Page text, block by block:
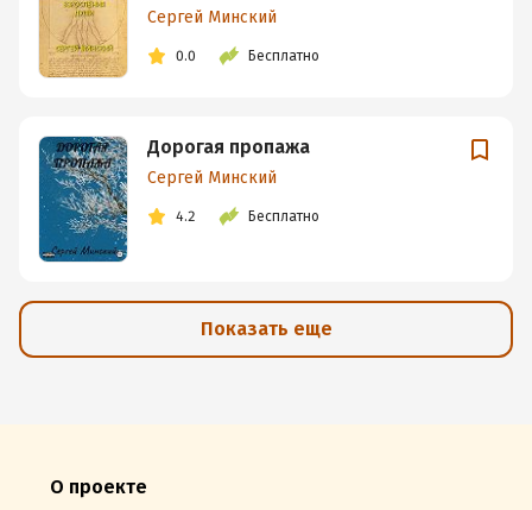
Сергей Минский
0.0 Бесплатно
Дорогая пропажа
Сергей Минский
4.2 Бесплатно
Показать еще
О проекте